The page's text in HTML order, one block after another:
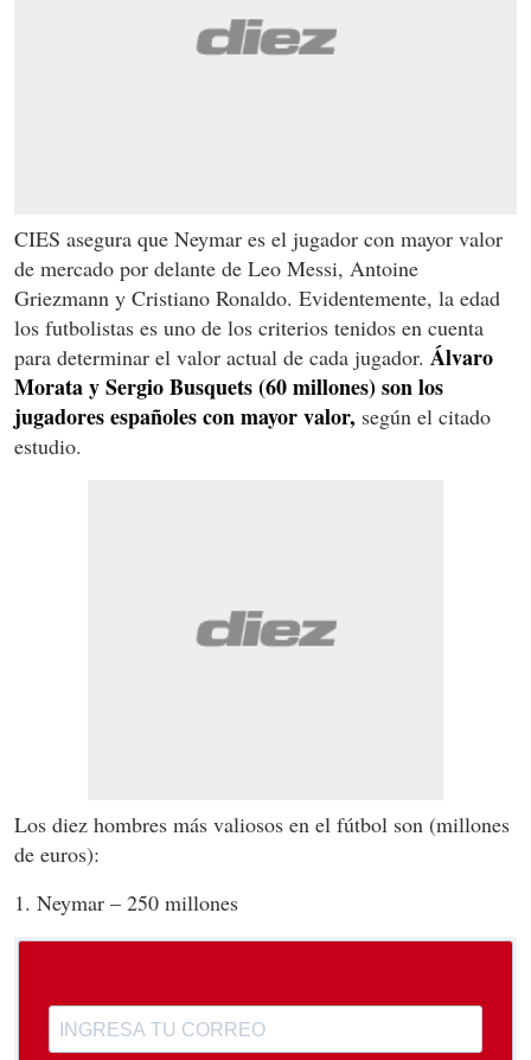
CIES asegura que Neymar es el jugador con mayor valor
de mercado por delante de Leo Messi, Antoine
Griezmann y Cristiano Ronaldo. Evidentemente, la edad
los futbolistas es uno de los criterios tenidos en cuenta
para determinar el valor actual de cada jugador. Álvaro
Morata y Sergio Busquets (60 millones) son los
jugadores españoles con mayor valor, según el citado
estudio.
Los diez hombres más valiosos en el fútbol son (millones
de euros):
1. Neymar – 250 millones